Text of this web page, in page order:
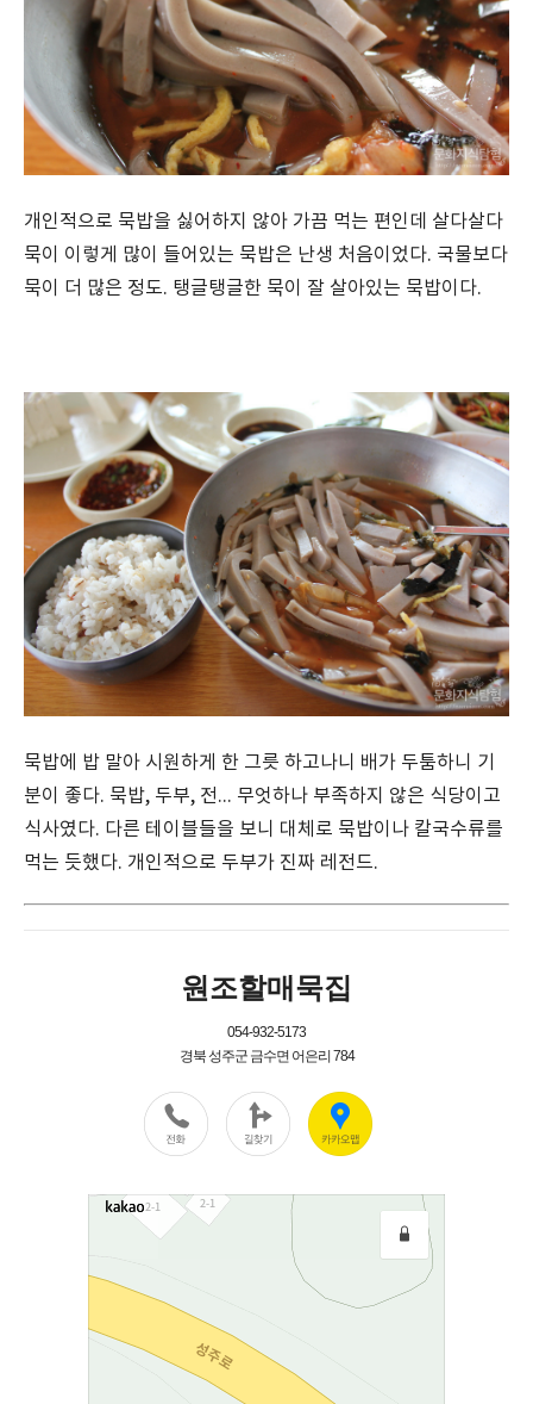
개인적으로 묵밥을 싫어하지 않아 가끔 먹는 편인데 살다살다
묵이 이렇게 많이 들어있는 묵밥은 난생 처음이었다. 국물보다
묵이 더 많은 정도. 탱글탱글한 묵이 잘 살아있는 묵밥이다.
묵밥에 밥 말아 시원하게 한 그릇 하고나니 배가 두툼하니 기
분이 좋다. 묵밥, 두부, 전... 무엇하나 부족하지 않은 식당이고
식사였다. 다른 테이블들을 보니 대체로 묵밥이나 칼국수류를
먹는 듯했다. 개인적으로 두부가 진짜 레전드.